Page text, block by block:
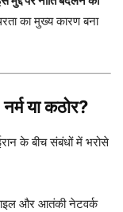
का मुख्य कारण बना
या कठोर?
के बीच संबंधों में भरोसे
और आतंकी नेटवर्क